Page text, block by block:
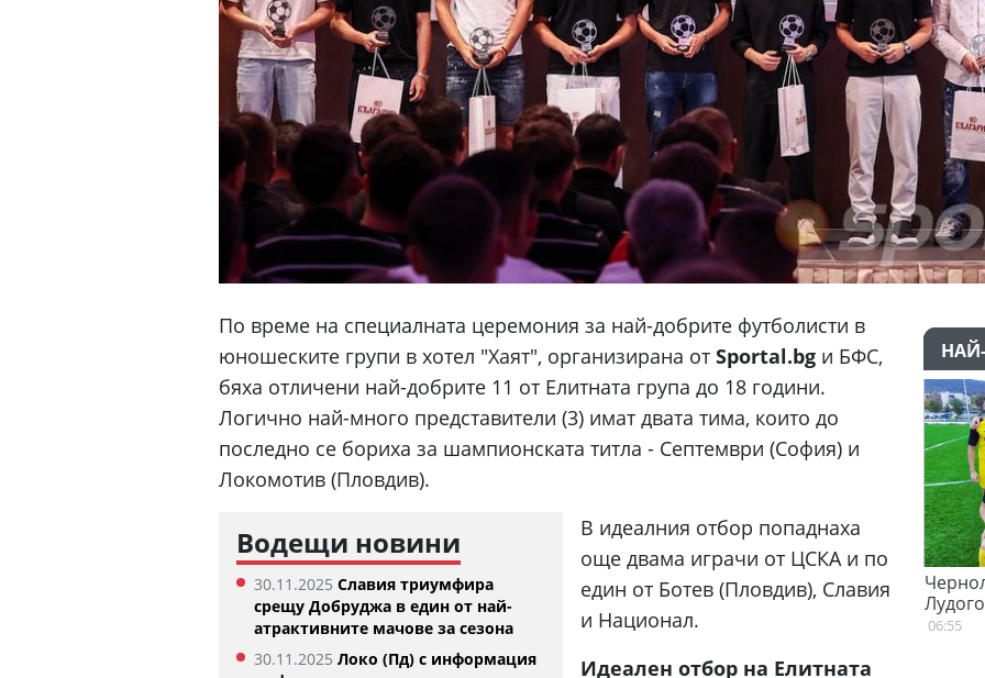
По време на специалната церемония за най-добрите футболисти в
юношеските групи в хотел "Хаят", организирана от Sportal.bg и БФС,
бяха отличени най-добрите 11 от Елитната група до 18 години.
Логично най-много представители (3) имат двата тима, които до
последно се бориха за шампионската титла - Септември (София) и
Локомотив (Пловдив).
Водещи новини
30.11.2025 Славия триумфира
срещу Добруджа в един от най-
атрактивните мачове за сезона
30.11.2025 Локо (Пд) с информация
В идеалния отбор попаднаха
още двама играчи от ЦСКА и по
един от Ботев (Пловдив), Славия
и Национал.
Идеален отбор на Елитната
Окриленият ЦСКА трябва да внимава
Феран Торес е казал "да" на Пари Сен
Жермен
07.08.2026
Черноломец падна от
Лудогорец